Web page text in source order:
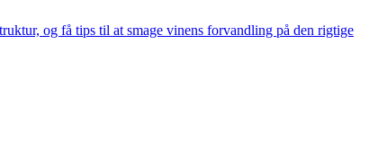
og få tips til at smage vinens forvandling på den rigtige